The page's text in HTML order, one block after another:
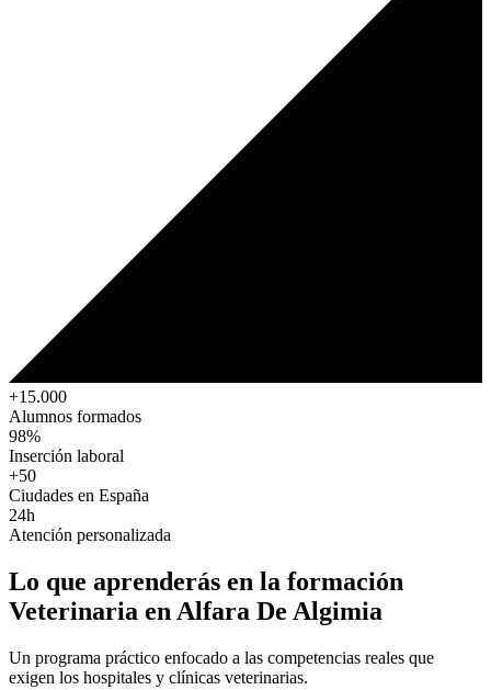
+15.000
Alumnos formados
98%
Inserción laboral
+50
Ciudades en España
24h
Atención personalizada
Lo que aprenderás en la formación
Veterinaria en Alfara De Algimia
Un programa práctico enfocado a las competencias reales que
exigen los hospitales y clínicas veterinarias.